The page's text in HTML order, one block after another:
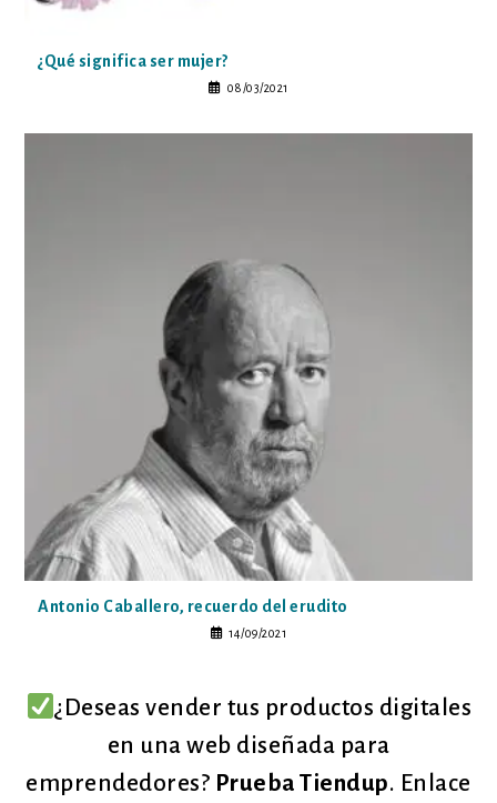
¿Qué significa ser mujer?
08/03/2021
Antonio Caballero, recuerdo del erudito
14/09/2021
¿Deseas vender tus productos digitales
en una web diseñada para
emprendedores? Prueba Tiendup. Enlace